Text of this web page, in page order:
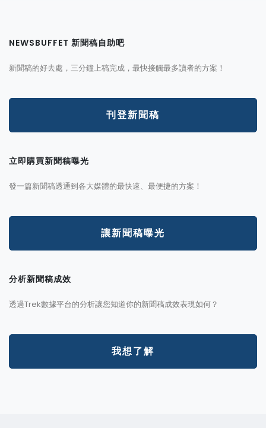
NEWSBUFFET 新聞稿自助吧
新聞稿的好去處，三分鐘上稿完成，最快接觸最多讀者的方案！
刊登新聞稿
立即購買新聞稿曝光
發一篇新聞稿透通到各大媒體的最快速、最便捷的方案！
讓新聞稿曝光
分析新聞稿成效
透過Trek數據平台的分析讓您知道你的新聞稿成效表現如何？
我想了解